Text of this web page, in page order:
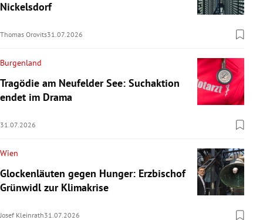
Nickelsdorf
Thomas Orovits31.07.2026
Burgenland
Tragödie am Neufelder See: Suchaktion
endet im Drama
31.07.2026
Wien
Glockenläuten gegen Hunger: Erzbischof
Grünwidl zur Klimakrise
Josef Kleinrath31.07.2026